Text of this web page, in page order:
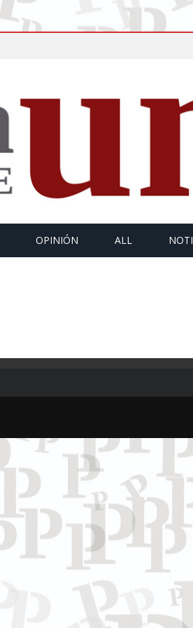
OPINIÓN ALL